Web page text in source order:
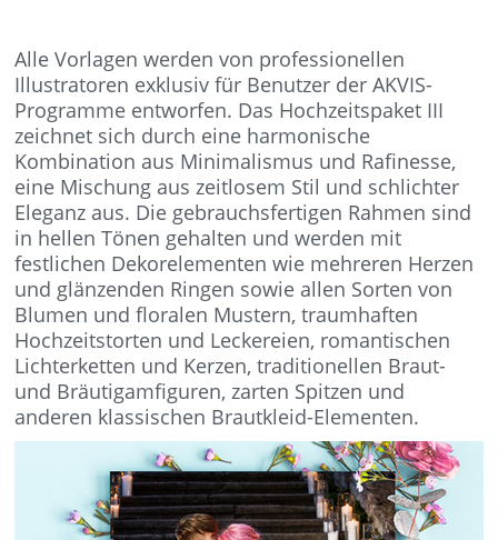
Alle Vorlagen werden von professionellen
Illustratoren exklusiv für Benutzer der AKVIS-
Programme entworfen. Das Hochzeitspaket III
zeichnet sich durch eine harmonische
Kombination aus Minimalismus und Rafinesse,
eine Mischung aus zeitlosem Stil und schlichter
Eleganz aus. Die gebrauchsfertigen Rahmen sind
in hellen Tönen gehalten und werden mit
festlichen Dekorelementen wie mehreren Herzen
und glänzenden Ringen sowie allen Sorten von
Blumen und floralen Mustern, traumhaften
Hochzeitstorten und Leckereien, romantischen
Lichterketten und Kerzen, traditionellen Braut-
und Bräutigamfiguren, zarten Spitzen und
anderen klassischen Brautkleid-Elementen.